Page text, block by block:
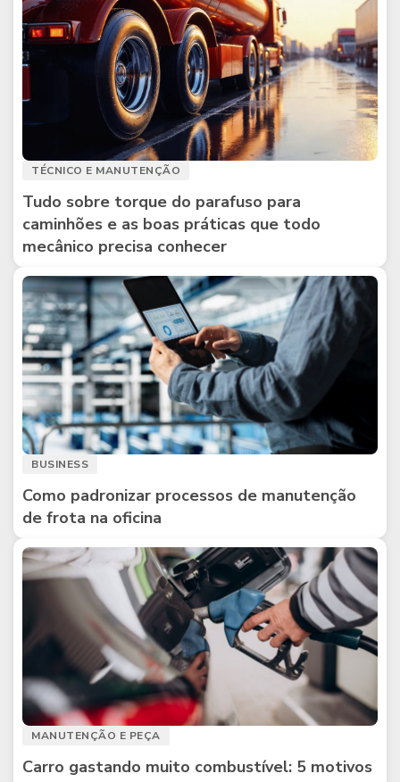
TÉCNICO E MANUTENÇÃO
Tudo sobre torque do parafuso para
caminhões e as boas práticas que todo
mecânico precisa conhecer
BUSINESS
Como padronizar processos de manutenção
de frota na oficina
MANUTENÇÃO E PEÇA
Carro gastando muito combustível: 5 motivos